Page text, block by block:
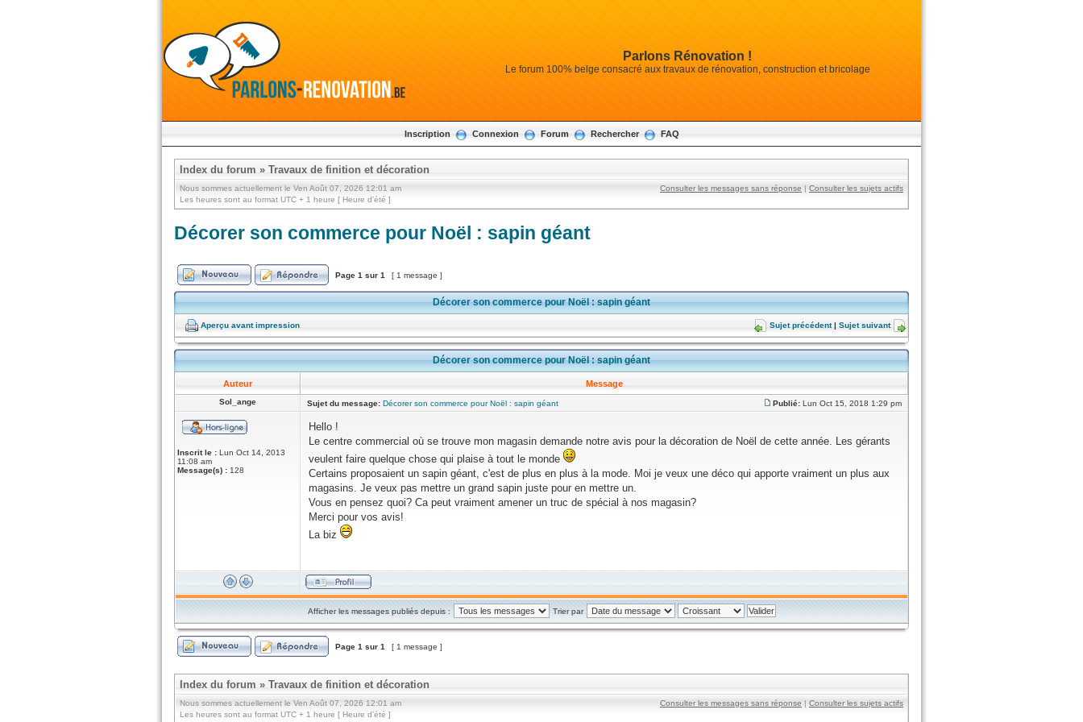
Parlons Rénovation !
Le forum 100% belge consacré aux travaux de rénovation, construction et bricolage
Inscription Connexion Forum Rechercher FAQ
Index du forum » Travaux de finition et décoration
Nous sommes actuellement le Ven Août 07, 2026 12:01 am
Les heures sont au format UTC + 1 heure [ Heure d’été ]
Consulter les messages sans réponse | Consulter les sujets actifs
Décorer son commerce pour Noël : sapin géant
Page 1 sur 1 [ 1 message ]
Décorer son commerce pour Noël : sapin géant
Aperçu avant impression Sujet précédent| Sujet suivant
Décorer son commerce pour Noël : sapin géant
Auteur Message
Sol_ange Sujet du message: Décorer son commerce pour Noël : sapin géant Publié: Lun Oct 15, 2018 1:29 pm
Inscrit le : Lun Oct 14, 2013
11:08 am
Message(s) : 128
Hello !
Le centre commercial où se trouve mon magasin demande notre avis pour la décoration de Noël de cette année. Les gérants
veulent faire quelque chose qui plaise à tout le monde
Certains proposaient un sapin géant, c'est de plus en plus à la mode. Moi je veux une déco qui apporte vraiment un plus aux
magasins. Je veux pas mettre un grand sapin juste pour en mettre un.
Vous en pensez quoi? Ca peut vraiment amener un truc de spécial à nos magasin?
Merci pour vos avis!
La biz
Afficher les messages publiés depuis : Trier par
Page 1 sur 1 [ 1 message ]
Index du forum » Travaux de finition et décoration
Nous sommes actuellement le Ven Août 07, 2026 12:01 am
Les heures sont au format UTC + 1 heure [ Heure d’été ]
Consulter les messages sans réponse | Consulter les sujets actifs